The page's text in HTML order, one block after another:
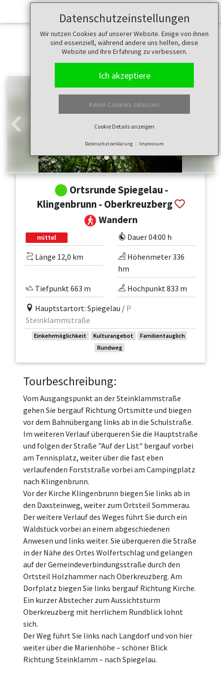
Datenschutzeinstellungen
Wir nutzen Cookies auf unserer Website. Einige von ihnen
sind essenziell, während andere uns helfen, diese
Website und Ihre Erfahrung zu verbessern.
Ich akzeptiere
Keine Cookies zulassen
Cookie Details anzeigen
Datenschutzerklärung Impressum
Zurück
Ortsrunde Spiegelau -
Klingenbrunn - Oberkreuzberg
Wandern
mittel
Dauer 04:00 h
Länge 12,0 km
Höhenmeter 336
hm
Tiefpunkt 663 m
Hochpunkt 833 m
Hauptstartort: Spiegelau / P
Steinklammstraße
Einkehrmöglichkeit Kulturangebot
Familientauglich
Rundweg
Tourbeschreibung:
Vom Ausgangspunkt an der Steinklammstraße
gehen Sie bergauf Richtung Ortsmitte und biegen
vor dem Bahnübergang links ab in die Schulstraße.
Im weiteren Verlauf überqueren Sie die Hauptstraße
und folgen der Straße "Auf der List" bergauf vorbei
am Tennisplatz, weiter über die fast eben
verlaufenden Forststraße vorbei am Campingplatz
nach Klingenbrunn.
Vor der Kirche Klingenbrunn biegen Sie links ab in
den Daxsteinweg, weiter zum Ortsteil Sommerau.
Der weitere Verlauf des Weges führt Sie durch ein
Waldstück vorbei an einem abgeschiedenen
Anwesen und links weiter. Sie überqueren die Straße
in der Nähe des Ortes Wolfertschlag und gelangen
auf der Gemeindeverbindungsstraße durch den
Ortsteil Holzhammer nach Oberkreuzberg. Am
Dorfplatz biegen Sie links bergauf Richtung Kirche.
Ein kurzer Abstecher zum Aussichtsturm
Oberkreuzberg mit herrlichem Rundblick lohnt
sich.
Der Weg führt Sie links nach Langdorf und von hier
weiter über die Marienhöhe – schöner Blick
Richtung Steinklamm – nach Spiegelau.